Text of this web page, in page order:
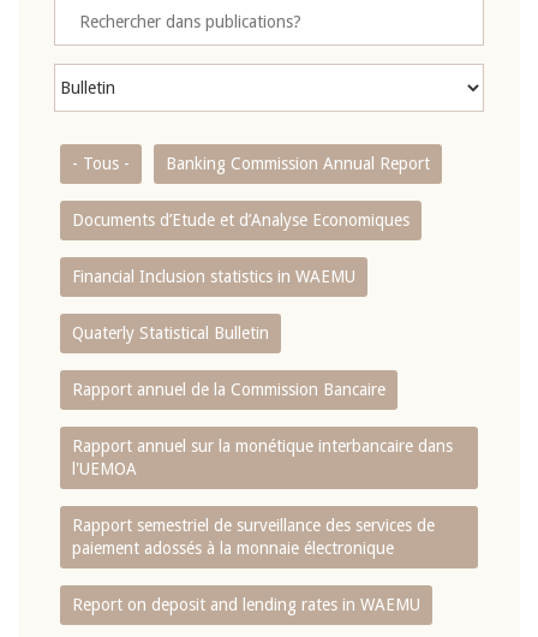
- Tous - Banking Commission Annual Report
Documents d’Etude et d’Analyse Economiques
Financial Inclusion statistics in WAEMU
Quaterly Statistical Bulletin
Rapport annuel de la Commission Bancaire
Rapport annuel sur la monétique interbancaire dans
l'UEMOA
Rapport semestriel de surveillance des services de
paiement adossés à la monnaie électronique
Report on deposit and lending rates in WAEMU